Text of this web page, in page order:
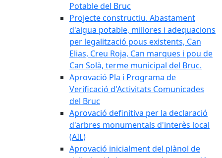
Potable del Bruc
Projecte constructiu. Abastament
d'aigua potable, millores i adequacions
per legalització pous existents, Can
Elias, Creu Roja, Can marques i pou de
Can Solà, terme municipal del Bruc.
Aprovació Pla i Programa de
Verificació d'Activitats Comunicades
del Bruc
Aprovació definitiva per la declaració
d'arbres monumentals d'interès local
(AIL)
Aprovació inicialment del plànol de